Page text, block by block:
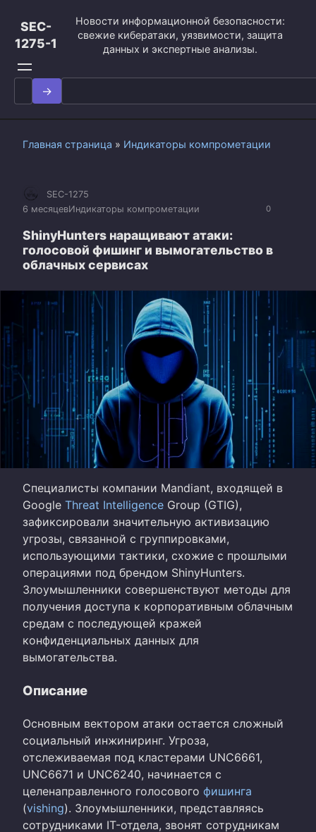
контенту
SEC-
1275-1
Новости информационной безопасности:
свежие кибератаки, уязвимости, защита
данных и экспертные анализы.
Search
for:
Главная страница » Индикаторы компрометации
0
SEC-1275
6 месяцевИндикаторы компрометации
ShinyHunters наращивают атаки:
голосовой фишинг и вымогательство в
облачных сервисах
Специалисты компании Mandiant, входящей в
Google Threat Intelligence Group (GTIG),
зафиксировали значительную активизацию
угрозы, связанной с группировками,
использующими тактики, схожие с прошлыми
операциями под брендом ShinyHunters.
Злоумышленники совершенствуют методы для
получения доступа к корпоративным облачным
средам с последующей кражей
конфиденциальных данных для
вымогательства.
Описание
Основным вектором атаки остается сложный
социальный инжиниринг. Угроза,
отслеживаемая под кластерами UNC6661,
UNC6671 и UNC6240, начинается с
целенаправленного голосового фишинга
(vishing). Злоумышленники, представляясь
сотрудниками IT-отдела, звонят сотрудникам